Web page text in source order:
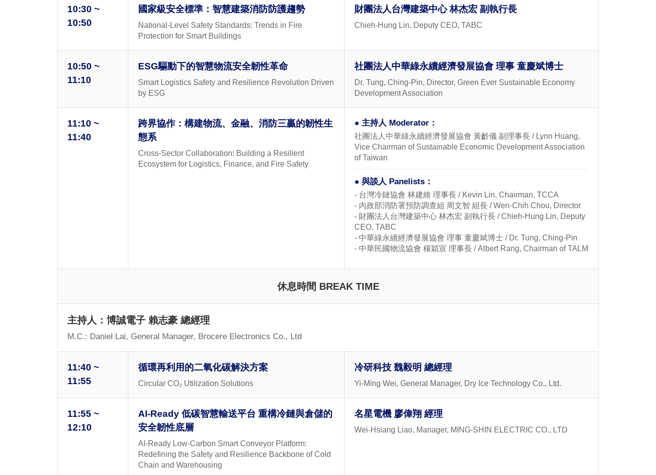
10:30 ~
10:50
國家級安全標準：智慧建築消防防護趨勢
National-Level Safety Standards: Trends in Fire
Protection for Smart Buildings
財團法人台灣建築中心 林杰宏 副執行長
Chieh-Hung Lin, Deputy CEO, TABC
10:50 ~
11:10
ESG驅動下的智慧物流安全韌性革命
Smart Logistics Safety and Resilience Revolution Driven
by ESG
社團法人中華綠永續經濟發展協會 理事 童慶斌博士
Dr. Tung, Ching-Pin, Director, Green Ever Sustainable Economy
Development Association
11:10 ~
11:40
跨界協作：構建物流、金融、消防三贏的韌性生
態系
Cross-Sector Collaboration: Building a Resilient
Ecosystem for Logistics, Finance, and Fire Safety
● 主持人 Moderator：
社團法人中華綠永續經濟發展協會 黃齡儀 副理事長 / Lynn Huang,
Vice Chairman of Sustainable Economic Development Association
of Taiwan
● 與談人 Panelists：
- 台灣冷鏈協會 林建維 理事長 / Kevin Lin, Chairman, TCCA
- 內政部消防署預防調查組 周文智 組長 / Wen-Chih Chou, Director
- 財團法人台灣建築中心 林杰宏 副執行長 / Chieh-Hung Lin, Deputy
CEO, TABC
- 中華綠永續經濟發展協會 理事 童慶斌博士 / Dr. Tung, Ching-Pin
- 中華民國物流協會 穰穎宣 理事長 / Albert Rang, Chairman of TALM
休息時間 BREAK TIME
主持人：博誠電子 賴志豪 總經理
M.C.: Daniel Lai, General Manager, Brocere Electronics Co., Ltd
11:40 ~
11:55
循環再利用的二氧化碳解決方案
Circular CO₂ Utilization Solutions
冷研科技 魏毅明 總經理
Yi-Ming Wei, General Manager, Dry Ice Technology Co., Ltd.
11:55 ~
12:10
AI-Ready 低碳智慧輸送平台 重構冷鏈與倉儲的
安全韌性底層
AI-Ready Low-Carbon Smart Conveyor Platform:
Redefining the Safety and Resilience Backbone of Cold
Chain and Warehousing
名星電機 廖偉翔 經理
Wei-Hsiang Liao, Manager, MING-SHIN ELECTRIC CO., LTD